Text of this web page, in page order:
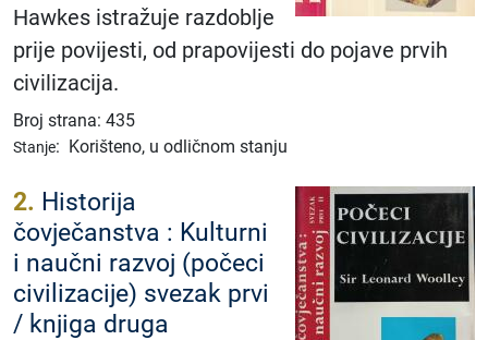
Hawkes istražuje razdoblje
prije povijesti, od prapovijesti do pojave prvih
civilizacija.
Broj strana: 435
Stanje: Korišteno, u odličnom stanju
2. Historija
čovječanstva : Kulturni
i naučni razvoj (počeci
civilizacije) svezak prvi
/ knjiga druga